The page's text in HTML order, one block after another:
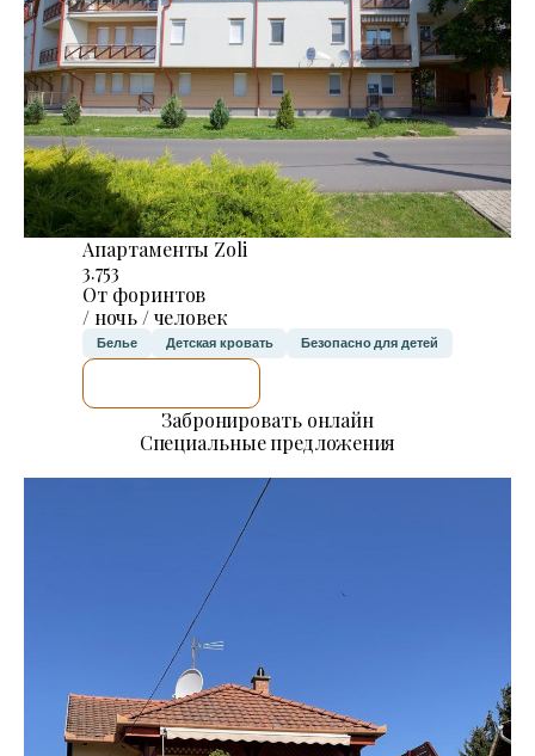
Апартаменты Zoli
3.753
От форинтов
/ ночь / человек
Белье Детская кровать Безопасно для детей
Забронировать онлайн
Специальные предложения